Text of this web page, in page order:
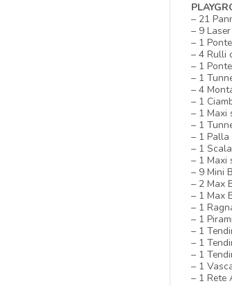
– 21
– 9
– 1
– 4 Rulli
– 1
– 1
– 4
– 1
– 1 Maxi
– 1
– 1
– 1
– 1 Maxi
– 9 Mini
– 2 Max
– 1 Max
– 1
– 1
– 1
– 1
– 1
– 1
– 1 Rete